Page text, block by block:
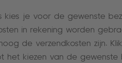
kies je voor de gewenste
in rekening worden
de verzendkosten zijn.
het kiezen van de gewenste